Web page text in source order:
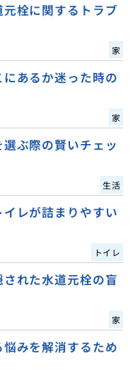
栓に関するトラブ
家
あるか迷った時の
家
ぶ際の賢いチェッ
生活
レが詰まりやすい
トイレ
れた水道元栓の盲
家
みを解消するため